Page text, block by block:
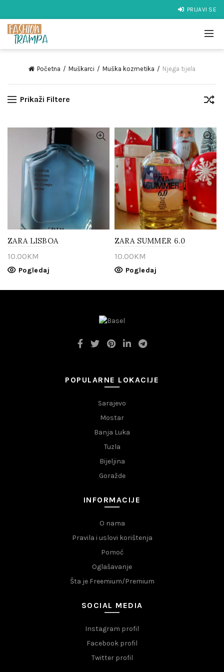
PRIJAVI SE
Početna Muškarci Muška kozmetika Njega tijela
Prikaži Filtere
ZARA LISBOA
10.00KM
Pogledaj
ZARA SUMMER 6.0
10.00KM
Pogledaj
POPULARNE LOKACIJE
Sarajevo
Mostar
Banja Luka
Tuzla
Bijeljina
Goražde
INFORMACIJE
O nama
Pravila i uslovi korištenja
Pomoć
Oglašavanje
Šta je Freemium/Premium
SOCIAL MEDIA
Instagram profil
Facebook profil
Twitter profil